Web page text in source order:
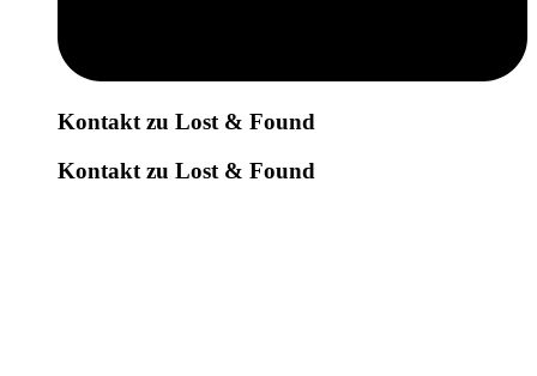
Kontakt zu Lost & Found
Kontakt zu Lost & Found